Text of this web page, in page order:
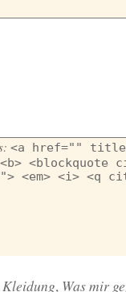
<a href=""
<blockquote
<em> <i> <q
Kleidung, Was mir